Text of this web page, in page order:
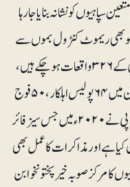
کو نشانہ بنا یا جارہا
بھی ریموٹ کنٹرول بموں سے
اڑایا گیا ہے۔ صرف ۲۰۲۲ء میں تخریب کاری کے ۳۲۶ واقعات ہوچکے ہیں،
جن میں ۳۵۲ ؍افراد جاں بحق ہو چکے ہیں۔ ان میں ۶۴ پولیس اہلکار، ۵۰فوج
کے جوان اور ۲۲۴عام شہری شامل ہیں۔ ٹی ٹی پی نے ۲۰۲۰ء میں جس سیز فائر
کیا ہے اور مذاکرات کا عمل بھی
مرکز صوبہ خیر پختونخوا بن